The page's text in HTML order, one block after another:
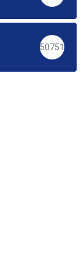
50751